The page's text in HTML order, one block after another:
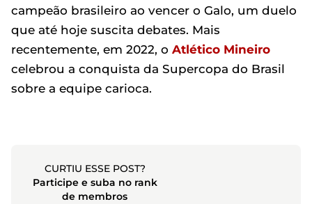
campeão brasileiro ao vencer o Galo, um duelo
que até hoje suscita debates. Mais
recentemente, em 2022, o Atlético Mineiro
celebrou a conquista da Supercopa do Brasil
sobre a equipe carioca.
CURTIU ESSE POST?
Participe e suba no rank
de membros